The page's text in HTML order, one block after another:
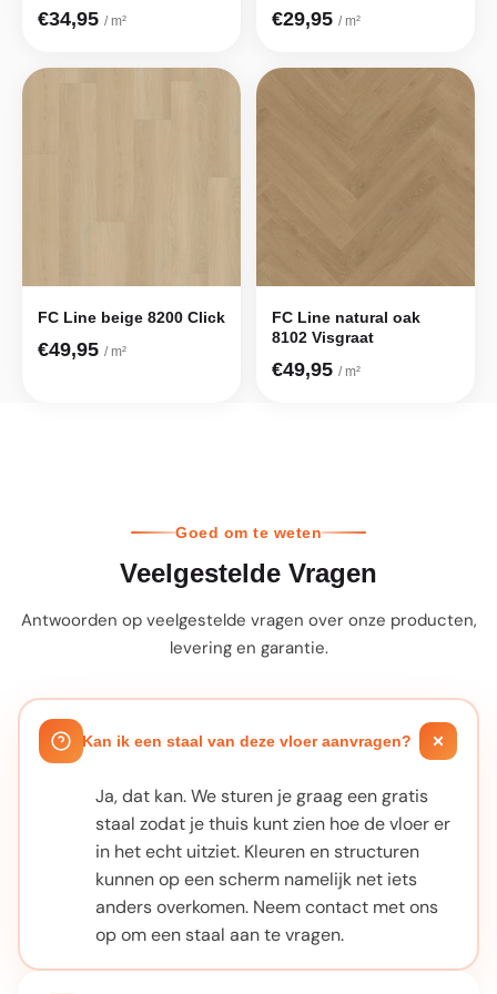
€34,95 / m² €29,95 / m²
FC Line beige 8200 Click
€49,95 / m²
FC Line natural oak
8102 Visgraat
€49,95 / m²
Goed om te weten
Veelgestelde Vragen
Antwoorden op veelgestelde vragen over onze producten,
levering en garantie.
Kan ik een staal van deze vloer aanvragen?
Ja, dat kan. We sturen je graag een gratis
staal zodat je thuis kunt zien hoe de vloer er
in het echt uitziet. Kleuren en structuren
kunnen op een scherm namelijk net iets
anders overkomen. Neem contact met ons
op om een staal aan te vragen.